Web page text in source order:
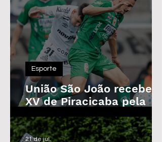
União São João recebe o
XV de Piracicaba pela
Copa Paulista nesta
quarta-feira
Esporte
21 de jul.